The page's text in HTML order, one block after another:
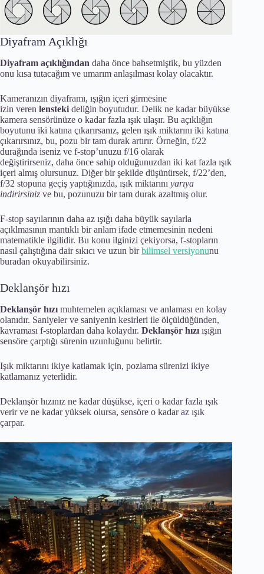
Diyafram Açıklığı
Diyafram açıklığından daha önce bahsetmiştik, bu yüzden
onu kısa tutacağım ve umarım anlaşılması kolay olacaktır.
Kameranızın diyaframı, ışığın içeri girmesine
izin veren lensteki deliğin boyutudur. Delik ne kadar büyükse
kamera sensörünüze o kadar fazla ışık ulaşır. Bu açıklığın
boyutunu iki katına çıkarırsanız, gelen ışık miktarını iki katına
çıkarırsınız, bu, pozu bir tam durak artırır. Örneğin, f/22
durağında iseniz ve f-stop’unuzu f/16 olarak
değiştirirseniz, daha önce sahip olduğunuzdan iki kat fazla ışık
içeri almış olursunuz. Diğer bir şekilde düşünürsek, f/22’den,
f/32 stopuna geçiş yaptığınızda, ışık miktarını yarıya
indirirsiniz ve bu, pozunuzu bir tam durak azaltmış olur.
F-stop sayılarının daha az ışığı daha büyük sayılarla
açıklmasının mantıklı bir anlam ifade etmemesinin nedeni
matematikle ilgilidir. Bu konu ilginizi çekiyorsa, f-stopların
nasıl çalıştığına dair sıkıcı ve uzun birbilimsel versiyonunu
buradan okuyabilirsiniz.
Deklanşör hızı
Deklanşör hızı muhtemelen açıklaması ve anlaması en kolay
olanıdır. Saniyeler ve saniyenin kesirleri ile ölçüldüğünden,
kavraması f-stoplardan daha kolaydır. Deklanşör hızı ışığın
sensöre çarptığı sürenin uzunluğunu belirtir.
Işık miktarını ikiye katlamak için, pozlama sürenizi ikiye
katlamanız yeterlidir.
Deklanşör hızınız ne kadar düşükse, içeri o kadar fazla ışık
verir ve ne kadar yüksek olursa, sensöre o kadar az ışık
çarpar.